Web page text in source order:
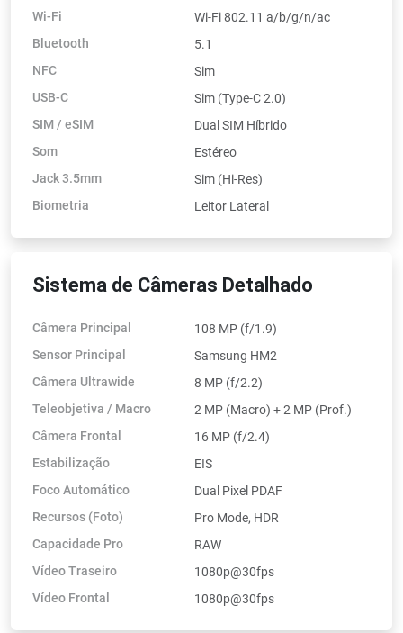
Wi-Fi
Wi-Fi 802.11 a/b/g/n/ac
Bluetooth
5.1
NFC
Sim
USB-C
Sim (Type-C 2.0)
SIM / eSIM
Dual SIM Híbrido
Som
Estéreo
Jack 3.5mm
Sim (Hi-Res)
Biometria
Leitor Lateral
Sistema de Câmeras Detalhado
Câmera Principal
108 MP (f/1.9)
Sensor Principal
Samsung HM2
Câmera Ultrawide
8 MP (f/2.2)
Teleobjetiva / Macro
2 MP (Macro) + 2 MP (Prof.)
Câmera Frontal
16 MP (f/2.4)
Estabilização
EIS
Foco Automático
Dual Pixel PDAF
Recursos (Foto)
Pro Mode, HDR
Capacidade Pro
RAW
Vídeo Traseiro
1080p@30fps
Vídeo Frontal
1080p@30fps